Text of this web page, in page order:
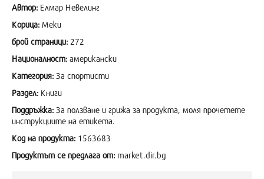
Автор: Елмар Невелинг
Корица: Меки
брой страници: 272
Националност: американски
Категория: За спортисти
Раздел: Книги
Поддръжка: За ползване и грижа за продукта, моля прочетете
инструкциите на етикета.
Код на продукта: 1563683
Продуктът се предлага от: market.dir.bg